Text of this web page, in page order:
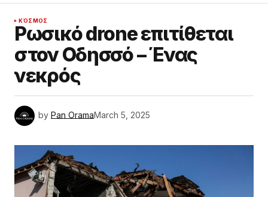
ΚΌΣΜΟΣ
Ρωσικό drone επιτίθεται
στον Οδησσό – Ένας
νεκρός
by Pan OramaMarch 5, 2025